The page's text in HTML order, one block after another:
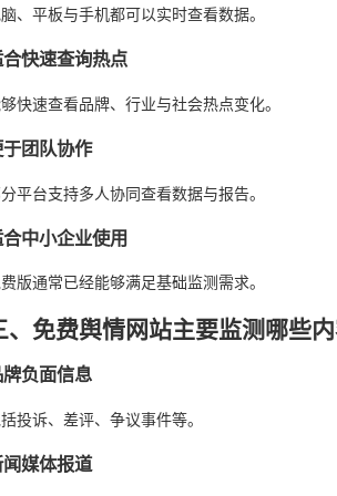
、平板与手机都可以实时查看数据。
快速查询热点
快速查看品牌、行业与社会热点变化。
团队协作
平台支持多人协同查看数据与报告。
中小企业使用
版通常已经能够满足基础监测需求。
、免费舆情网站主要监测哪些
牌负面信息
投诉、差评、争议事件等。
媒体报道